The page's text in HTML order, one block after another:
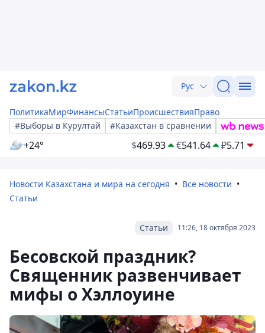
Рус
ПолитикаМирФинансыСтатьиПроисшествияПраво
#Выборы в Курултай
#Казахстан в сравнении
+24° $469.93 €541.64 ₽5.71
Новости Казахстана и мира на сегодня
Все новости
Статьи
11:26, 18 октября 2023
Статьи
Бесовской праздник?
Священник развенчивает
мифы о Хэллоуине